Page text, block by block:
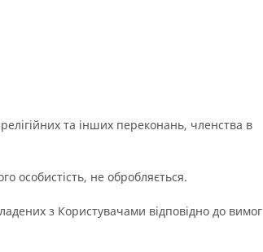
та інших переконань, членства в
особистість, не обробляється.
з Користувачами відповідно до вимог